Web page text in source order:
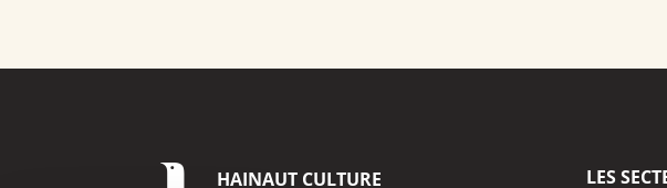
HAINAUT CULTURE LES